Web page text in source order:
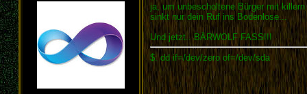
ja, um unbescholtene Bürger mit
sinkt nur dein Ruf ins Bodenlose...
Und jetzt.. BÄRWOLF FASS!!!
$: dd if=/dev/zero of=/dev/sda